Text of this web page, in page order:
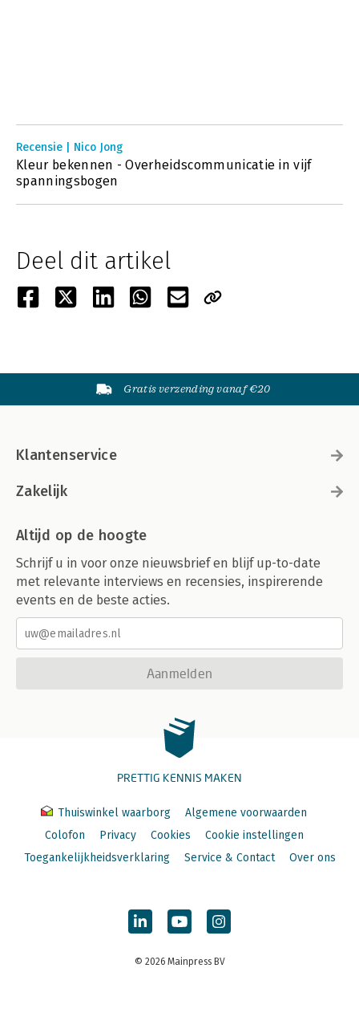
Recensie | Nico Jong
Kleur bekennen - Overheidscommunicatie in vijf
spanningsbogen
Deel dit artikel
Gratis verzending vanaf €20
Klantenservice
Zakelijk
Altijd op de hoogte
Schrijf u in voor onze nieuwsbrief en blijf up-to-date
met relevante interviews en recensies, inspirerende
events en de beste acties.
Aanmelden
PRETTIG KENNIS MAKEN
Thuiswinkel waarborg
Algemene voorwaarden
Colofon
Privacy Cookies
Cookie instellingen
Toegankelijkheidsverklaring
Service & Contact Over ons
© 2026 Mainpress BV